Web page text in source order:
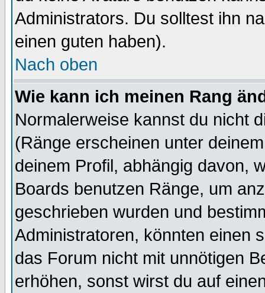
Administrators. Du solltest ihn
einen guten haben).
Nach oben
Wie kann ich meinen Rang
Normalerweise kannst du nicht
(Ränge erscheinen unter
deinem Profil, abhängig davon,
Boards benutzen Ränge, um
geschrieben wurden und
Administratoren, könnten einen
das Forum nicht mit unnötigen
erhöhen, sonst wirst du auf